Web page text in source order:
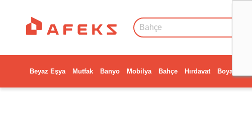
Beyaz Eşya Mutfak Banyo Mobilya Bahçe Hırdavat Boya